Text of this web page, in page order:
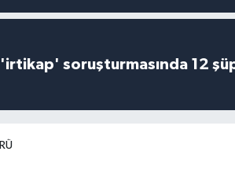
'irtikap' soruşturmasında 12